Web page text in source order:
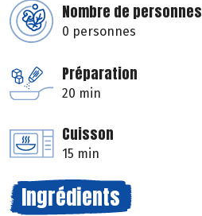
Nombre de personnes
0 personnes
Préparation
20 min
Cuisson
15 min
Ingrédients